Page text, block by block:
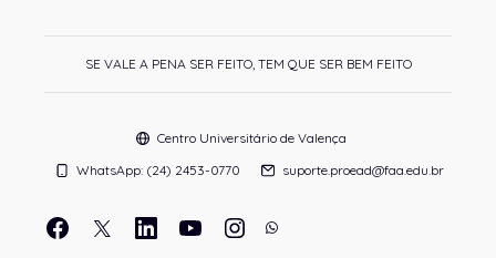
SE VALE A PENA SER FEITO, TEM QUE SER BEM FEITO
Centro Universitário de Valença
WhatsApp: (24) 2453-0770
suporte.proead@faa.edu.br